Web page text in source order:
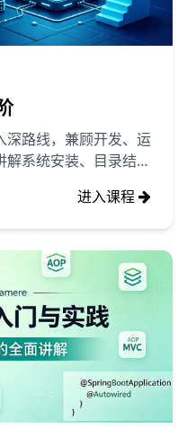
深路线，兼顾开发、运
解系统安装、目录结
进阶模块覆盖进程监
防火墙、日志排查、
器实操案例。课程摒
驱动练习，讲解服务部
、简单内核调优等核心
务器，具备项目部
理能力，适配后端开
求。
进入课程